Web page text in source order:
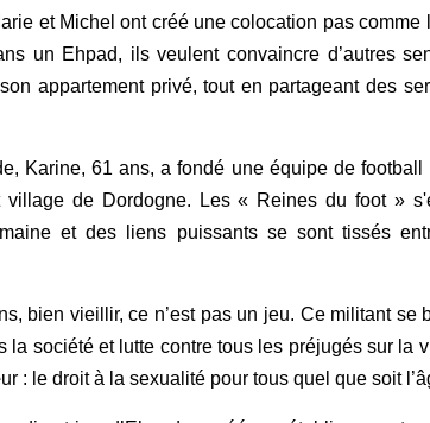
et Michel ont créé une colocation pas
un Ehpad, ils veulent convaincre d’autres
appartement privé, tout en partageant des
Karine, 61 ans, a fondé une équipe de
de Dordogne. Les « Reines du foot »
et des liens puissants se sont tissés
bien vieillir, ce n’est pas un jeu. Ce militant se
la société et lutte contre tous les préjugés sur la
: le droit à la sexualité pour tous quel que soit